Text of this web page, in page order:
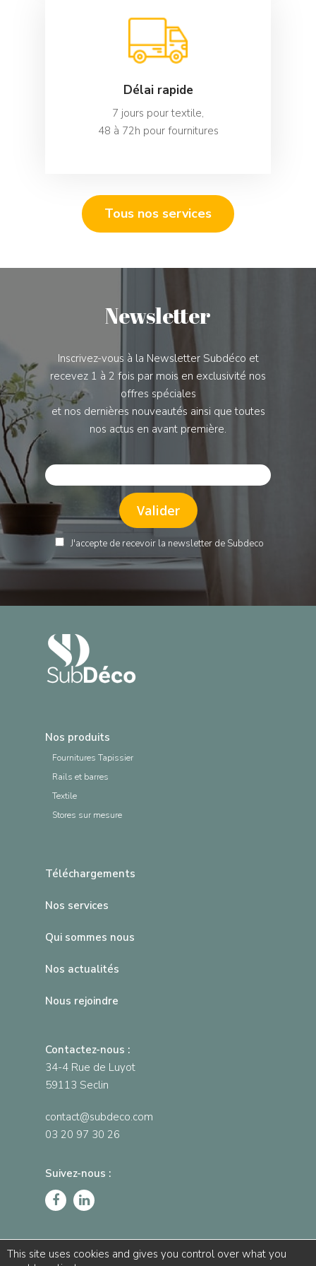
Délai rapide
7 jours pour textile,
48 à 72h pour fournitures
Tous nos services
Newsletter
Inscrivez-vous à la Newsletter Subdéco et
recevez 1 à 2 fois par mois en exclusivité nos
offres spéciales
et nos dernières nouveautés ainsi que toutes
nos actus en avant première.
J'accepte de recevoir la newsletter de Subdeco
Nos produits
Fournitures Tapissier
Rails et barres
Textile
Stores sur mesure
Téléchargements
Nos services
Qui sommes nous
Nos actualités
Nous rejoindre
Contactez-nous :
34-4 Rue de Luyot
59113 Seclin
contact@subdeco.com
03 20 97 30 26
Suivez-nous :
This site uses cookies and gives you control over what you